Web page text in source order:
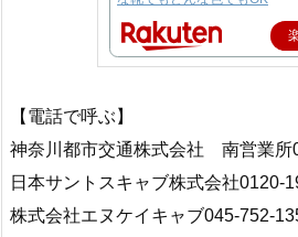
【電話で呼ぶ】
神奈川都市交通株式会社 南営業所
日本サントスキャブ株式会社0120-
株式会社エヌケイキャブ045-752-